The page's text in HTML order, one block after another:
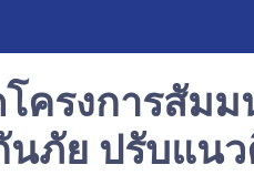
ครงการสัมม
นภัย ปรับแน